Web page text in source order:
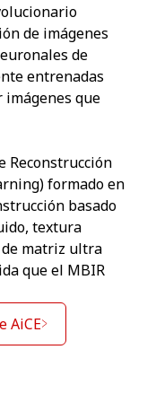
de imágenes
de
entrenadas
que
Reconstrucción
formado en
basado
textura
de matriz ultra
que el MBIR
AiCE